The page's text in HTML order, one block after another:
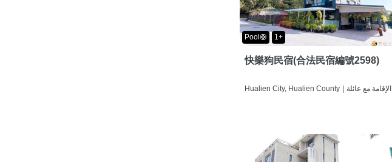
Pool🛟 1+
快樂狗民宿(合法民宿編號2598)
Hualien City, Hualien County | الإقامة مع عائلة